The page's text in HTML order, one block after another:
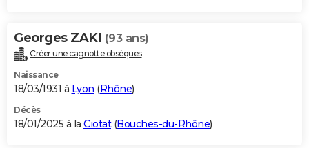
Georges ZAKI (93 ans)
Créer une cagnotte obsèques
Naissance
18/03/1931 à Lyon (Rhône)
Décès
18/01/2025 à la Ciotat(Bouches-du-Rhône)